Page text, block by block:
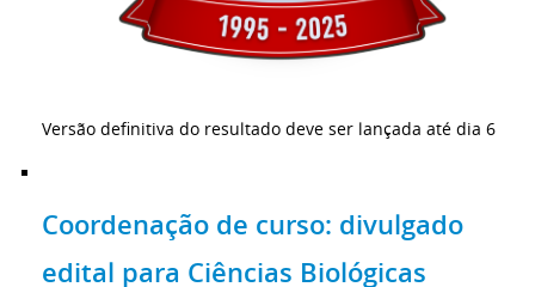
Versão definitiva do resultado deve ser lançada até dia 6
Coordenação de curso: divulgado
edital para Ciências Biológicas